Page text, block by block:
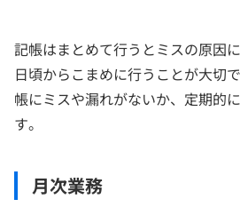
記帳はまとめて行うとミスの原因
日頃からこまめに行うことが大切
帳にミスや漏れがないか、定期的
す。
月次業務